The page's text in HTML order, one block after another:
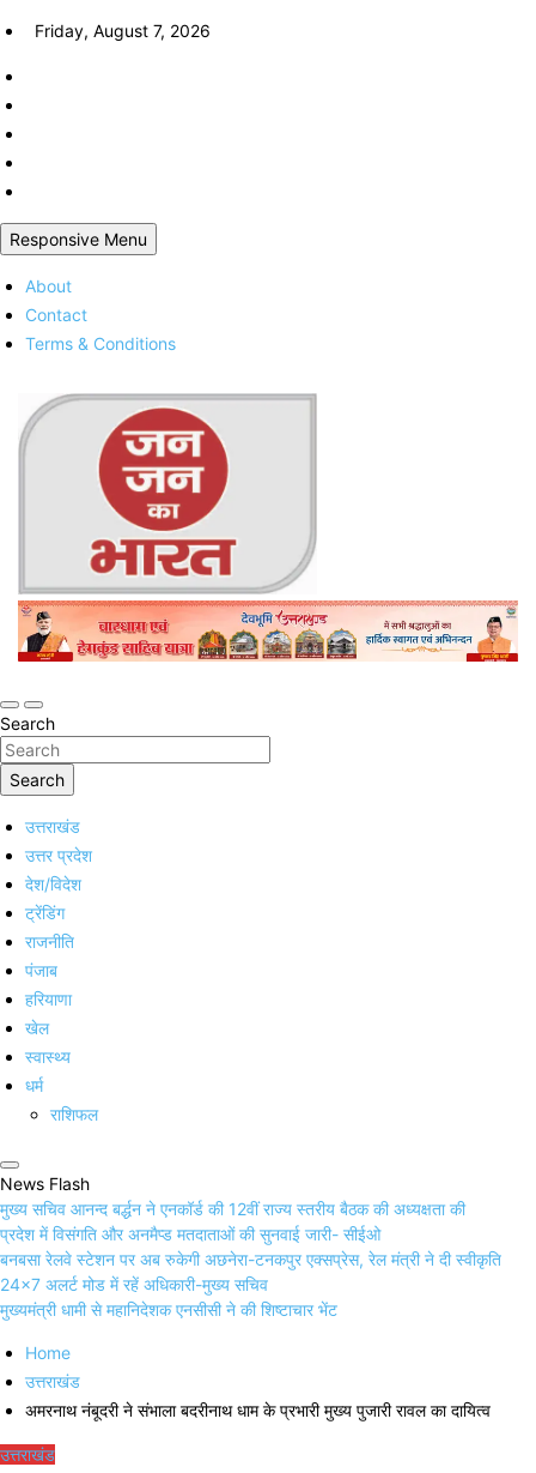
Skip
content
Friday, August 7, 2026
Responsive Menu
About
Contact
Terms & Conditions
Jan Jan Ka Bharat
Online Trending Hindi News Website
Search
Search
उत्तराखंड
उत्तर प्रदेश
देश/विदेश
ट्रेंडिंग
राजनीति
पंजाब
हरियाणा
खेल
स्वास्थ्य
धर्म
राशिफल
News Flash
मुख्य सचिव आनन्द बर्द्धन ने एनकॉर्ड की 12वीं राज्य स्तरीय बैठक की अध्यक्षता की
प्रदेश में विसंगति और अनमैप्ड मतदाताओं की सुनवाई जारी- सीईओ
बनबसा रेलवे स्टेशन पर अब रुकेगी अछनेरा-टनकपुर एक्सप्रेस, रेल मंत्री ने दी स्वीकृति
24×7 अलर्ट मोड में रहें अधिकारी-मुख्य सचिव
मुख्यमंत्री धामी से महानिदेशक एनसीसी ने की शिष्टाचार भेंट
Home
उत्तराखंड
अमरनाथ नंबूदरी ने संभाला बदरीनाथ धाम के प्रभारी मुख्य पुजारी रावल का दायित्व
उत्तराखंड